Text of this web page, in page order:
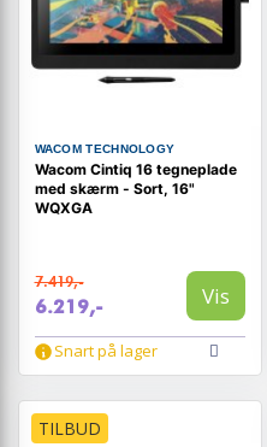
WACOM TECHNOLOGY
Wacom Cintiq 16 tegneplade
med skærm - Sort, 16"
WQXGA
7.419,-
6.219,- Vis
Snart på lager
TILBUD